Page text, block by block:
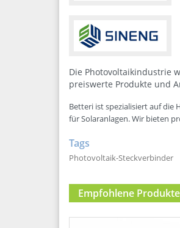
Die Photovoltaikindustrie
preiswerte Produkte und
Betteri ist spezialisiert auf
für Solaranlagen. Wir bieten
Tags
Photovoltaik-Steckverbinder
Empfohlene Produkte